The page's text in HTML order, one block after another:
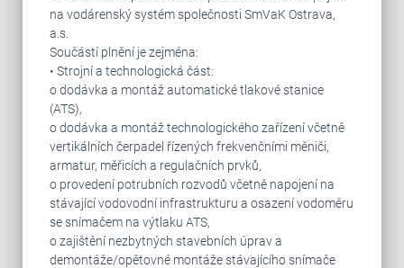
na vodárenský systém společnosti SmVaK Ostrava,
a.s.
Součástí plnění je zejména:
• Strojní a technologická část:
o dodávka a montáž automatické tlakové stanice
(ATS),
o dodávka a montáž technologického zařízení včetně
vertikálních čerpadel řízených frekvenčními měniči,
armatur, měřicích a regulačních prvků,
o provedení potrubních rozvodů včetně napojení na
stávající vodovodní infrastrukturu a osazení vodoměru
se snímačem na výtlaku ATS,
o zajištění nezbytných stavebních úprav a
demontáže/opětovné montáže stávajícího snímače